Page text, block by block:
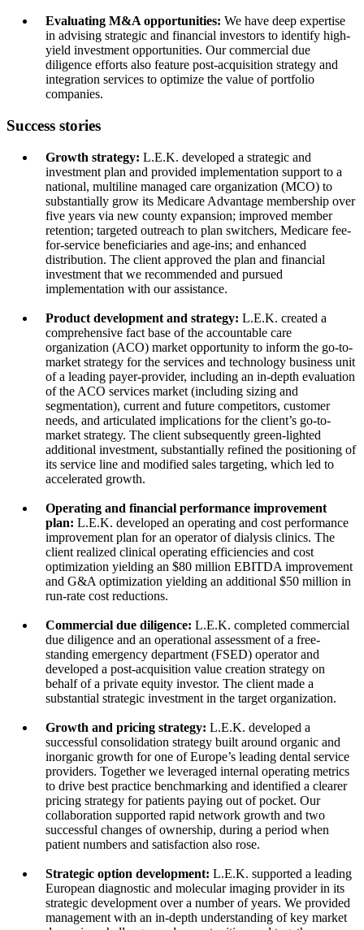
Evaluating M&A opportunities: We have deep expertise
in advising strategic and financial investors to identify high-
yield investment opportunities. Our commercial due
diligence efforts also feature post-acquisition strategy and
integration services to optimize the value of portfolio
companies.
Success stories
Growth strategy: L.E.K. developed a strategic and
investment plan and provided implementation support to a
national, multiline managed care organization (MCO) to
substantially grow its Medicare Advantage membership over
five years via new county expansion; improved member
retention; targeted outreach to plan switchers, Medicare fee-
for-service beneficiaries and age-ins; and enhanced
distribution. The client approved the plan and financial
investment that we recommended and pursued
implementation with our assistance.
Product development and strategy: L.E.K. created a
comprehensive fact base of the accountable care
organization (ACO) market opportunity to inform the go-to-
market strategy for the services and technology business unit
of a leading payer-provider, including an in-depth evaluation
of the ACO services market (including sizing and
segmentation), current and future competitors, customer
needs, and articulated implications for the client’s go-to-
market strategy. The client subsequently green-lighted
additional investment, substantially refined the positioning of
its service line and modified sales targeting, which led to
accelerated growth.
Operating and financial performance improvement
plan: L.E.K. developed an operating and cost performance
improvement plan for an operator of dialysis clinics. The
client realized clinical operating efficiencies and cost
optimization yielding an $80 million EBITDA improvement
and G&A optimization yielding an additional $50 million in
run-rate cost reductions.
Commercial due diligence: L.E.K. completed commercial
due diligence and an operational assessment of a free-
standing emergency department (FSED) operator and
developed a post-acquisition value creation strategy on
behalf of a private equity investor. The client made a
substantial strategic investment in the target organization.
Growth and pricing strategy: L.E.K. developed a
successful consolidation strategy built around organic and
inorganic growth for one of Europe’s leading dental service
providers. Together we leveraged internal operating metrics
to drive best practice benchmarking and identified a clearer
pricing strategy for patients paying out of pocket. Our
collaboration supported rapid network growth and two
successful changes of ownership, during a period when
patient numbers and satisfaction also rose.
Strategic option development: L.E.K. supported a leading
European diagnostic and molecular imaging provider in its
strategic development over a number of years. We provided
management with an in-depth understanding of key market